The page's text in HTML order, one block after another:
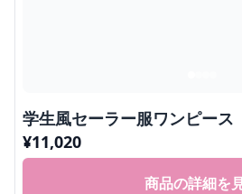
学生風セーラー服ワンピース
¥11,020
商品の詳細を